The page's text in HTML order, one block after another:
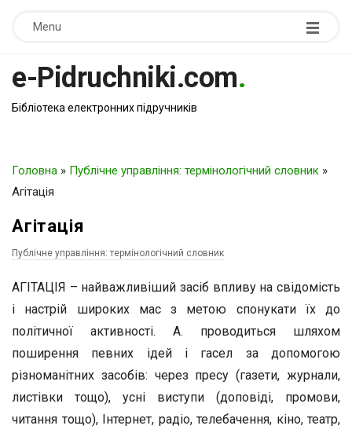
Menu
e-Pidruchniki.com.
Бібліотека електронних підручників
Головна » Публічне управління: термінологічний словник »
Агітація
Агітація
Публічне управління: термінологічний словник
АГІТАЦІЯ – найважливіший засіб впливу на свідомість
і настрій широких мас з метою спонукати їх до
політичної активності. А. проводиться шляхом
поширення певних ідей і гасел за допомогою
різноманітних засобів: через пресу (газети, журнали,
листівки тощо), усні виступи (доповіді, промови,
читання тощо), Інтернет, радіо, телебачення, кіно, театр,